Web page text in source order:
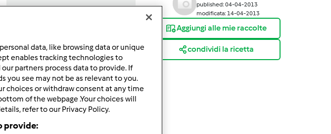
porzione/porzioni
4persona/persone
facile
published: 04-04-2013
modificata: 14-04-2013
Aggiungi alle mie raccolte
condividi la ricetta
data, like browsing data or unique
enables tracking technologies to
partners process data to provide. If
you see may not be as relevant to you.
choices or withdraw consent at any time
of the webpage .Your choices will
refer to our Privacy Policy.
provide: